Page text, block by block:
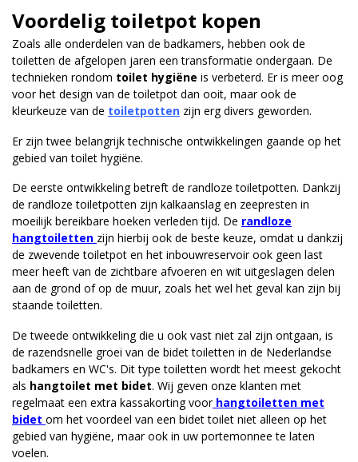
Voordelig toiletpot kopen
Zoals alle onderdelen van de badkamers, hebben ook de
toiletten de afgelopen jaren een transformatie ondergaan. De
technieken rondom toilet hygiëne is verbeterd. Er is meer oog
voor het design van de toiletpot dan ooit, maar ook de
kleurkeuze van de toiletpotten zijn erg divers geworden.
Er zijn twee belangrijk technische ontwikkelingen gaande op het
gebied van toilet hygiëne.
De eerste ontwikkeling betreft de randloze toiletpotten. Dankzij
de randloze toiletpotten zijn kalkaanslag en zeepresten in
moeilijk bereikbare hoeken verleden tijd. De randloze
hangtoiletten zijn hierbij ook de beste keuze, omdat u dankzij
de zwevende toiletpot en het inbouwreservoir ook geen last
meer heeft van de zichtbare afvoeren en wit uitgeslagen delen
aan de grond of op de muur, zoals het wel het geval kan zijn bij
staande toiletten.
De tweede ontwikkeling die u ook vast niet zal zijn ontgaan, is
de razendsnelle groei van de bidet toiletten in de Nederlandse
badkamers en WC's. Dit type toiletten wordt het meest gekocht
als hangtoilet met bidet. Wij geven onze klanten met
regelmaat een extra kassakorting voor hangtoiletten met
bidet om het voordeel van een bidet toilet niet alleen op het
gebied van hygiëne, maar ook in uw portemonnee te laten
voelen.